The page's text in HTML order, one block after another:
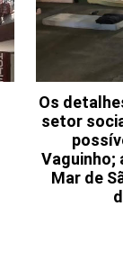
Os
setor
Vaguinho;
Mar de